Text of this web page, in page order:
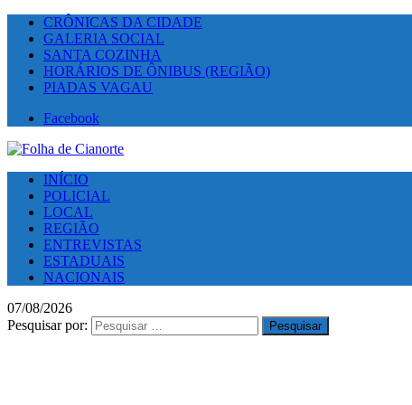
CRÔNICAS DA CIDADE
GALERIA SOCIAL
SANTA COZINHA
HORÁRIOS DE ÔNIBUS (REGIÃO)
PIADAS VAGAU
Facebook
INÍCIO
POLICIAL
LOCAL
REGIÃO
ENTREVISTAS
ESTADUAIS
NACIONAIS
07/08/2026
Pesquisar por: